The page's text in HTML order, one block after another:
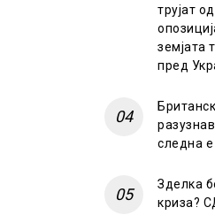
трујат
земјата
пред
следна
Зделка
криза?